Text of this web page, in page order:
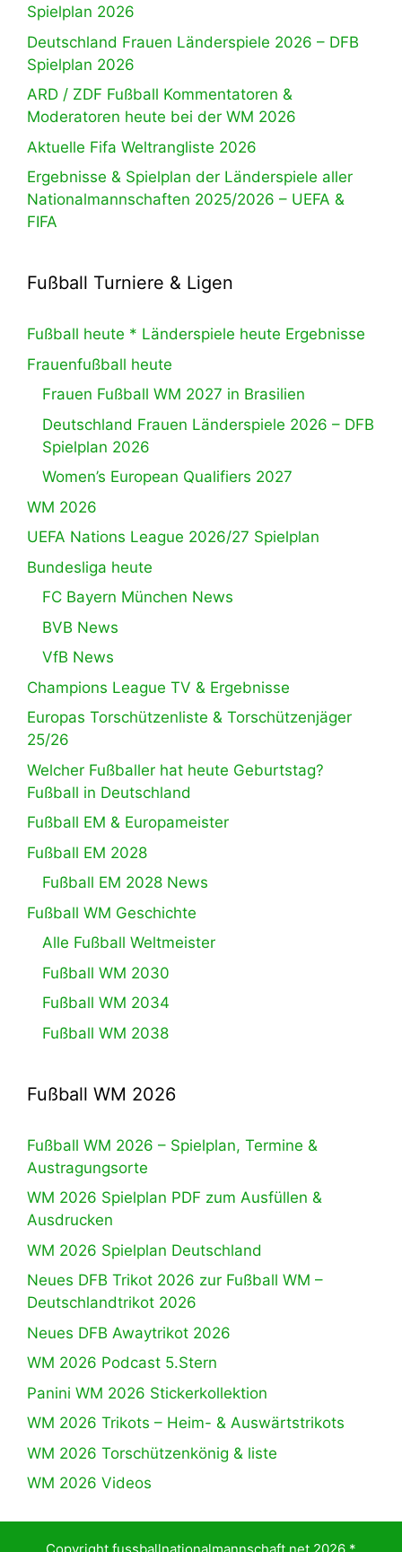
Spielplan 2026
Deutschland Frauen Länderspiele 2026 – DFB
Spielplan 2026
ARD / ZDF Fußball Kommentatoren &
Moderatoren heute bei der WM 2026
Aktuelle Fifa Weltrangliste 2026
Ergebnisse & Spielplan der Länderspiele aller
Nationalmannschaften 2025/2026 – UEFA &
FIFA
Fußball Turniere & Ligen
Fußball heute * Länderspiele heute Ergebnisse
Frauenfußball heute
Frauen Fußball WM 2027 in Brasilien
Deutschland Frauen Länderspiele 2026 – DFB
Spielplan 2026
Women’s European Qualifiers 2027
WM 2026
UEFA Nations League 2026/27 Spielplan
Bundesliga heute
FC Bayern München News
BVB News
VfB News
Champions League TV & Ergebnisse
Europas Torschützenliste & Torschützenjäger
25/26
Welcher Fußballer hat heute Geburtstag?
Fußball in Deutschland
Fußball EM & Europameister
Fußball EM 2028
Fußball EM 2028 News
Fußball WM Geschichte
Alle Fußball Weltmeister
Fußball WM 2030
Fußball WM 2034
Fußball WM 2038
Fußball WM 2026
Fußball WM 2026 – Spielplan, Termine &
Austragungsorte
WM 2026 Spielplan PDF zum Ausfüllen &
Ausdrucken
WM 2026 Spielplan Deutschland
Neues DFB Trikot 2026 zur Fußball WM –
Deutschlandtrikot 2026
Neues DFB Awaytrikot 2026
WM 2026 Podcast 5.Stern
Panini WM 2026 Stickerkollektion
WM 2026 Trikots – Heim- & Auswärtstrikots
WM 2026 Torschützenkönig & liste
WM 2026 Videos